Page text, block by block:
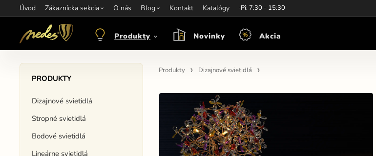
Úvod Zákaznícka sekcia O nás Blog Kontakt Katalógy
Informácie:info@nedes.sk Kontakt:+421 907 263 473Otváracie hodiny: Po-Pi: 7:30 - 15:30
Produkty Novinky Akcia
PRODUKTY
Dizajnové svietidlá
Stropné svietidlá
Bodové svietidlá
Lineárne svietidlá
Produkty Dizajnové svietidlá